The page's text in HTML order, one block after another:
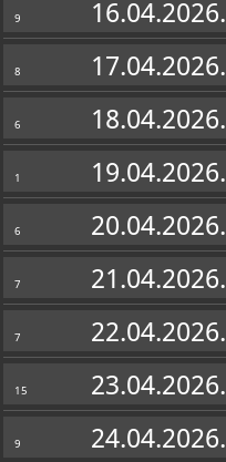
9 16.04.2026.
8 17.04.2026.
6 18.04.2026.
1 19.04.2026.
6 20.04.2026.
7 21.04.2026.
7 22.04.2026.
15 23.04.2026.
9 24.04.2026.